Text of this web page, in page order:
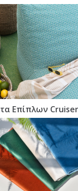
Επίπλων Cruiser